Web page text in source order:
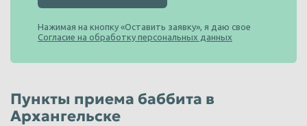
Нажимая на кнопку «Оставить заявку», я даю свое
Согласие на обработку персональных данных
Пункты приема баббита в
Архангельске